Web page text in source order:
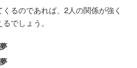
るのであれば、2人の関係が強く
でしょう。